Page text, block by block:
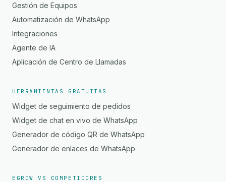
Gestión de Equipos
Automatización de WhatsApp
Integraciones
Agente de IA
Aplicación de Centro de Llamadas
HERRAMIENTAS GRATUITAS
Widget de seguimiento de pedidos
Widget de chat en vivo de WhatsApp
Generador de código QR de WhatsApp
Generador de enlaces de WhatsApp
EGROW VS COMPETIDORES